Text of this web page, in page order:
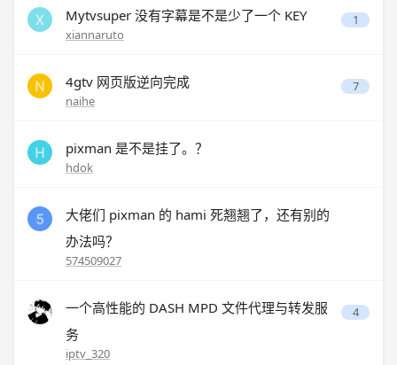
Mytvsuper 没有字幕是不是少了一个 KEY
xiannaruto
1
4gtv 网页版逆向完成
naihe
7
pixman 是不是挂了。？
hdok
大佬们 pixman 的 hami 死翘翘了，还有别的
办法吗？
574509027
一个高性能的 DASH MPD 文件代理与转发服
务
iptv_320
4